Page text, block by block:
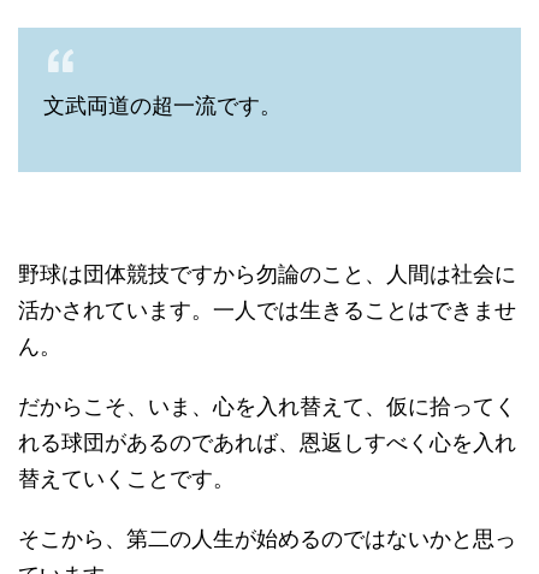
文武両道の超一流です。
野球は団体競技ですから勿論のこと、人間は社会に
活かされています。一人では生きることはできませ
ん。
だからこそ、いま、心を入れ替えて、仮に拾ってく
れる球団があるのであれば、恩返しすべく心を入れ
替えていくことです。
そこから、第二の人生が始めるのではないかと思っ